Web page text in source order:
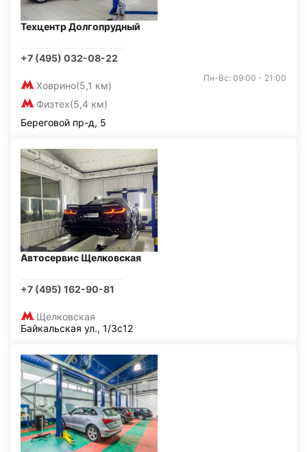
Техцентр Долгопрудный
+7 (495) 032-08-22
Ховрино(5,1 км)
Физтех(5,4 км)
Пн-Вс: 09:00 - 21:00
Береговой пр-д, 5
Автосервис Щелковская
+7 (495) 162-90-81
Щелковская
Байкальская ул., 1/3с12